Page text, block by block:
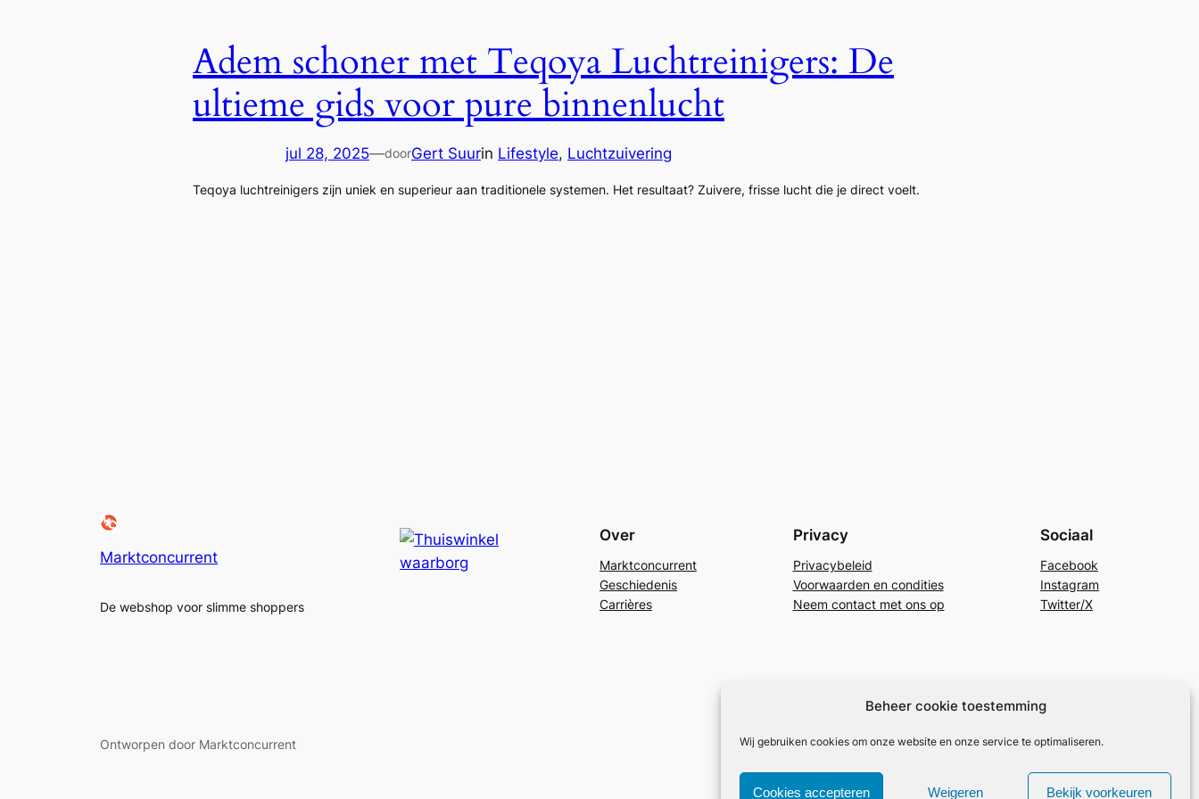
Beheer cookie toestemming
Wij gebruiken cookies om onze website en onze service te optimaliseren.
Cookies accepteren Weigeren Bekijk voorkeuren
Adem schoner met Teqoya Luchtreinigers: De
ultieme gids voor pure binnenlucht
jul 28, 2025—doorGert Suurin Lifestyle, Luchtzuivering
Teqoya luchtreinigers zijn uniek en superieur aan traditionele systemen. Het resultaat? Zuivere, frisse lucht die je direct voelt.
Marktconcurrent
De webshop voor slimme shoppers
Over
Marktconcurrent
Geschiedenis
Carrières
Privacy
Privacybeleid
Voorwaarden en condities
Neem contact met ons op
Sociaal
Facebook
Instagram
Twitter/X
Ontworpen door Marktconcurrent